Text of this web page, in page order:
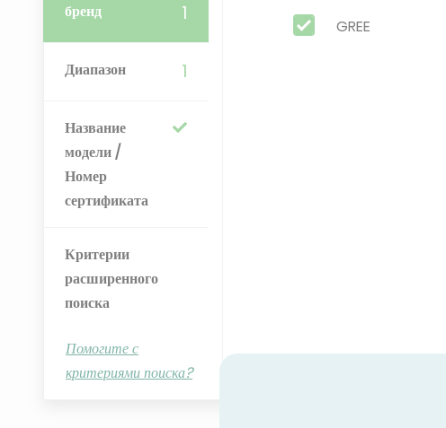
бренд 1
Диапазон 1
Название
модели /
Номер
сертификата
Критерии
расширенного
поиска
Помогите с
критериями поиска?
GREE